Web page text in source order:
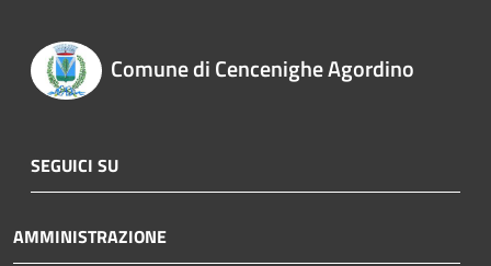
Comune di Cencenighe Agordino
SEGUICI SU
AMMINISTRAZIONE